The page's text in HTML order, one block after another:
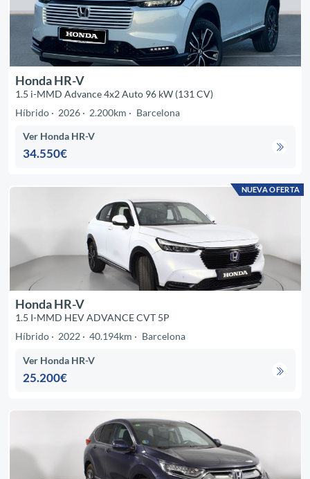
Honda HR-V
1.5 i-MMD Advance 4x2 Auto 96 kW (131 CV)
Híbrido
2026 2.200km Barcelona
Ver Honda HR-V
34.550€
NUEVA OFERTA
Honda HR-V
1.5 I-MMD HEV ADVANCE CVT 5P
Híbrido
2022 40.194km Barcelona
Ver Honda HR-V
25.200€